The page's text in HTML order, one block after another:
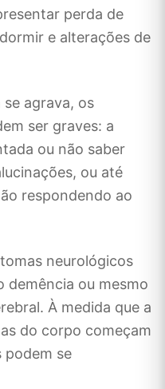
perda de
e alterações de
agrava, os
ser graves: a
ou não saber
ou até
respondendo ao
neurológicos
demência ou mesmo
À medida que a
do corpo começam
podem se